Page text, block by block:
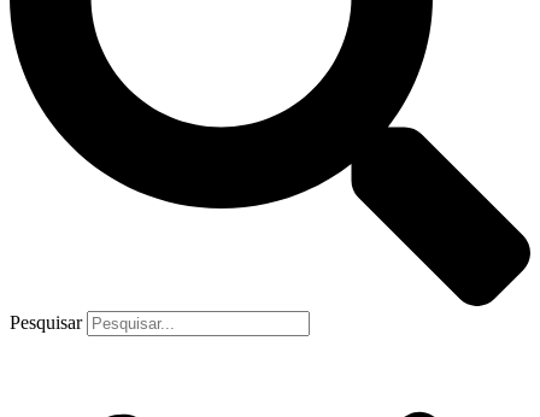
Pesquisar